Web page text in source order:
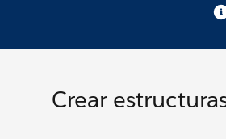
Crear